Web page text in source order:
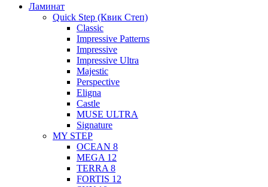
Ламинат
Quick Step (Квик Степ)
Classic
Impressive Patterns
Impressive
Impressive Ultra
Majestic
Perspective
Eligna
Castle
MUSE ULTRA
Signature
MY STEP
OCEAN 8
MEGA 12
TERRA 8
FORTIS 12